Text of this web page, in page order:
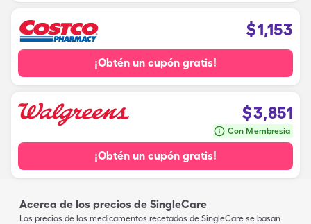
$1,153
¡Obtén un cupón gratis!
$3,851
Con Membresía
¡Obtén un cupón gratis!
Acerca de los precios de SingleCare
Los precios de los medicamentos recetados de SingleCare se basan